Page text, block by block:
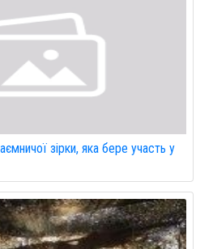
зірки, яка бере участь у